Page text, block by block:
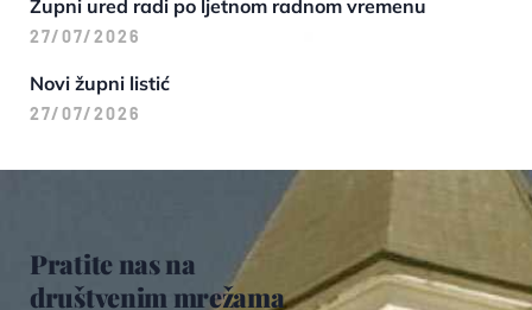
Župni ured radi po ljetnom radnom vremenu
27/07/2026
Novi župni listić
27/07/2026
Pratite nas na
društvenim mrežama